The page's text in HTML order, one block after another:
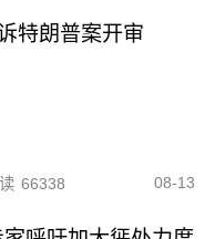
特朗普案开审
66338 08-13